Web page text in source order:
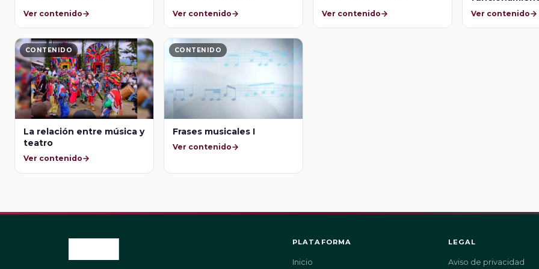
Ver contenido Ver contenido Ver contenido
Estado
Ver contenido
CONTENIDO
La relación entre música y
teatro
Ver contenido
CONTENIDO
Frases musicales I
Ver contenido
PLATAFORMA
Inicio
LEGAL
Aviso de privacidad